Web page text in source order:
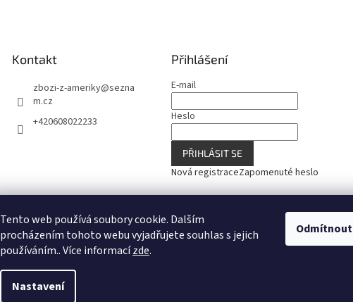
Tento web používá soubory cookie. Dalším
procházením tohoto webu vyjadřujete souhlas s jejich
používáním.. Více informacízde.
Nastavení
Odmítnout
Kontakt
zbozi-z-ameriky@sezna
m.cz
+420608022233
Přihlášení
E-mail
Heslo
PŘIHLÁSIT SE
Nová registraceZapomenuté heslo
. Všechna práva vyhrazena.